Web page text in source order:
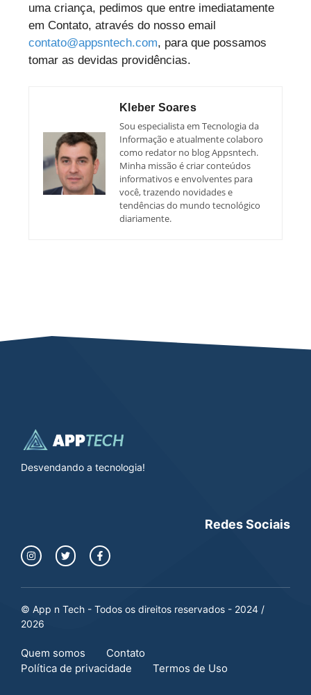
uma criança, pedimos que entre imediatamente
em Contato, através do nosso email
contato@appsntech.com, para que possamos
tomar as devidas providências.
Kleber Soares
Sou especialista em Tecnologia da
Informação e atualmente colaboro
como redator no blog Appsntech.
Minha missão é criar conteúdos
informativos e envolventes para
você, trazendo novidades e
tendências do mundo tecnológico
diariamente.
Desvendando a tecnologia!
Redes Sociais
© App n Tech - Todos os direitos reservados - 2024 /
2026
Quem somos
Contato
Política de privacidade
Termos de Uso